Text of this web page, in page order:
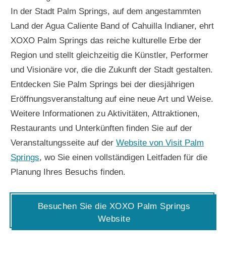
In der Stadt Palm Springs, auf dem angestammten
Land der Agua Caliente Band of Cahuilla Indianer, ehrt
XOXO Palm Springs das reiche kulturelle Erbe der
Region und stellt gleichzeitig die Künstler, Performer
und Visionäre vor, die die Zukunft der Stadt gestalten.
Entdecken Sie Palm Springs bei der diesjährigen
Eröffnungsveranstaltung auf eine neue Art und Weise.
Weitere Informationen zu Aktivitäten, Attraktionen,
Restaurants und Unterkünften finden Sie auf der
Veranstaltungsseite auf derWebsite von Visit Palm
Springs, wo Sie einen vollständigen Leitfaden für die
Planung Ihres Besuchs finden.
Besuchen Sie die XOXO Palm Springs
Website